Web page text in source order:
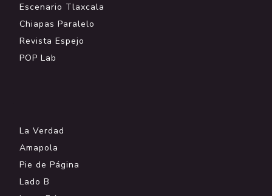
Escenario Tlaxcala
Chiapas Paralelo
Revista Espejo
POP Lab
La Verdad
Amapola
Pie de Página
Lado B